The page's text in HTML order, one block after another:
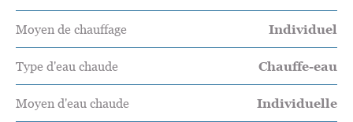
Moyen de chauffage Individuel
Type d'eau chaude Chauffe-eau
Moyen d'eau chaude Individuelle